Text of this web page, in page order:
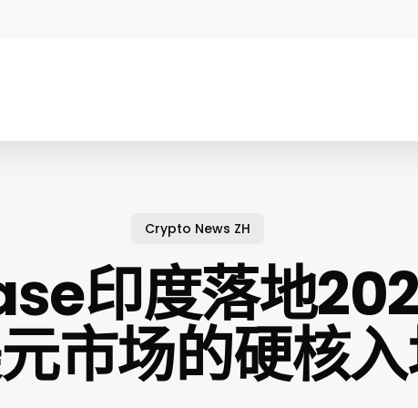
Crypto News ZH
印度落地
市场的硬核